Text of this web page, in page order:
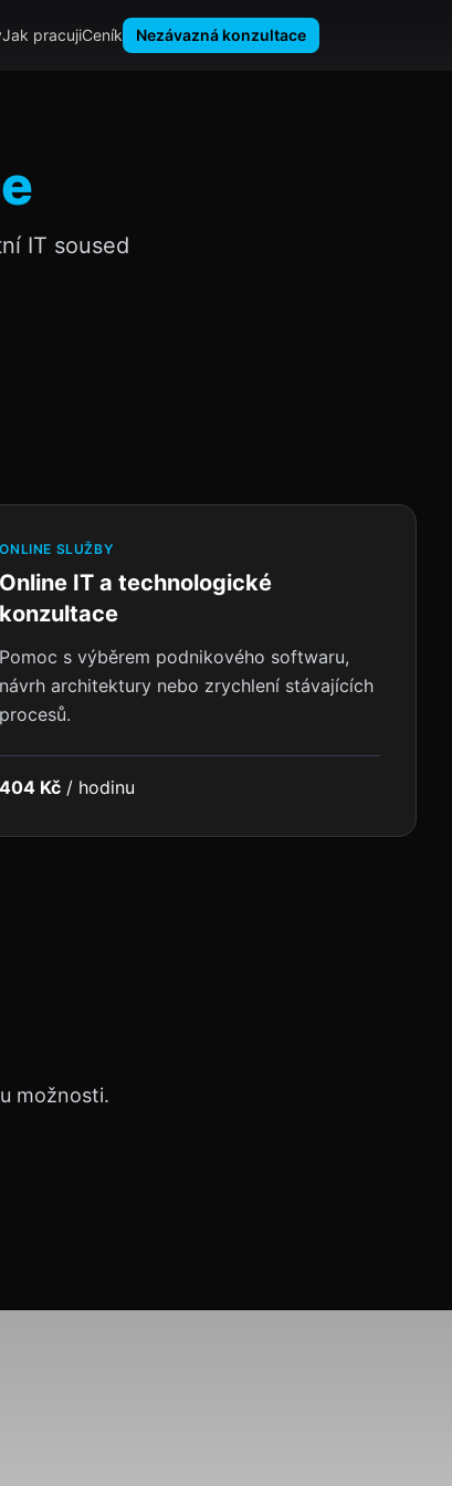
Jak pracujiCeník Nezávazná konzultace
IT soused
ONLINE SLUŽBY
Online IT a technologické
konzultace
Pomoc s výběrem podnikového softwaru,
návrh architektury nebo zrychlení stávajících
procesů.
404 Kč / hodinu
možnosti.